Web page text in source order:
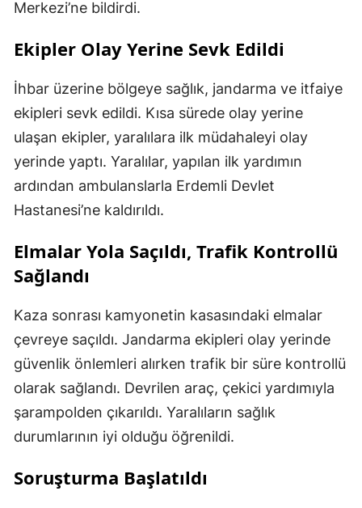
Merkezi’ne bildirdi.
Ekipler Olay Yerine Sevk Edildi
İhbar üzerine bölgeye sağlık, jandarma ve itfaiye
ekipleri sevk edildi. Kısa sürede olay yerine
ulaşan ekipler, yaralılara ilk müdahaleyi olay
yerinde yaptı. Yaralılar, yapılan ilk yardımın
ardından ambulanslarla Erdemli Devlet
Hastanesi’ne kaldırıldı.
Elmalar Yola Saçıldı, Trafik Kontrollü
Sağlandı
Kaza sonrası kamyonetin kasasındaki elmalar
çevreye saçıldı. Jandarma ekipleri olay yerinde
güvenlik önlemleri alırken trafik bir süre kontrollü
olarak sağlandı. Devrilen araç, çekici yardımıyla
şarampolden çıkarıldı. Yaralıların sağlık
durumlarının iyi olduğu öğrenildi.
Soruşturma Başlatıldı